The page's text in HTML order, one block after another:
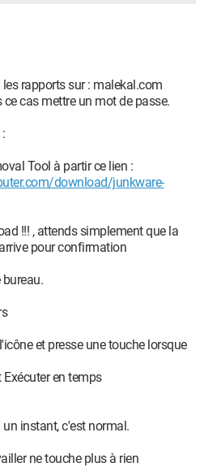
rapports sur : malekal.com
cas mettre un mot de passe.
Tool à partir ce lien :
download/junkware-
!!! , attends simplement que la
pour confirmation
bureau.
et presse une touche lorsque
en temps
instant, c'est normal.
ne touche plus à rien